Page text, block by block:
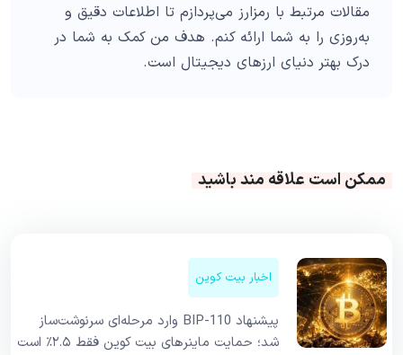
مقالات مرتبط با رمزارز می‌پردازم تا اطلاعات دقیق و
به‌روزی را به شما ارائه کنم. هدف من کمک به شما در
درک بهتر دنیای ارزهای دیجیتال است.
ممکن است علاقه مند باشید
اخبار بیت کوین
پیشنهاد BIP-110 وارد مرحله‌ای سرنوشت‌ساز
شد؛ حمایت ماینرهای بیت کوین فقط ۲.۵٪ است